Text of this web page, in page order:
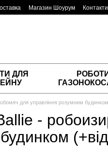
Магазин Шоурум Контакти
ДЛЯ
РОБОТИ
для управління розумним будинком
-